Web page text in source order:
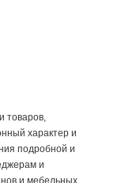
товаров,
характер и
подробной и
и
и мебельных